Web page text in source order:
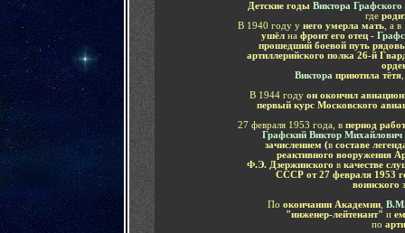
Детские годы Виктора Графского
где
В 1940 году у него умерла мать, а в
ушёл на фронт его отец -
прошедший боевой путь
артиллерийского полка 26-й
Виктора приютила тётя
В 1944 году он окончил
первый курс Московского
27 февраля 1953 года, впериод
Графский Виктор Михайлович
зачислением (в составе
реактивного вооружения
Ф.Э. Дзержинского в качестве
СССР от27 февраля1953
воинского
По окончании Академии,
"инженер-лейтенант" и
по